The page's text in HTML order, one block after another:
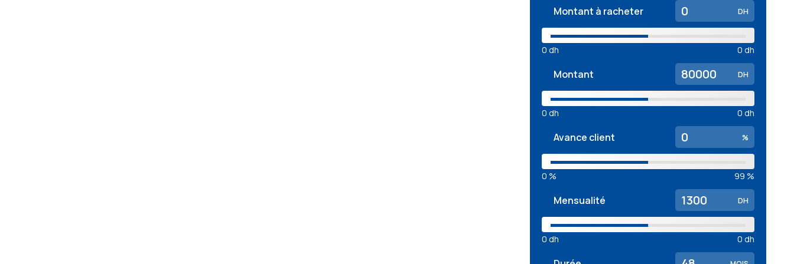
Montant à racheter DH
0 dh 0 dh
Montant DH
0 dh 0 dh
Avance client %
0 % 99 %
Mensualité DH
0 dh 0 dh